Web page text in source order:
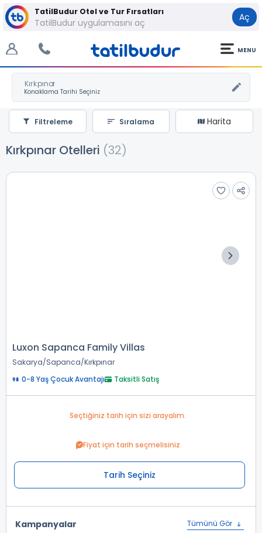
TatilBudur Otel ve Tur Fırsatları
TatilBudur uygulamasını aç Aç
MENU
Kırkpınar
Harita
Sıralama
Filtreleme
Kırkpınar Otelleri (32)
Luxon Sapanca Family Villas
Sakarya Sapanca Kırkpınar
0-8 Yaş Çocuk Avantajı
Taksitli Satış
Seçtiğiniz tarih için sizi arayalım.
Fiyat için tarih seçmelisiniz
Tarih Seçiniz
Kampanyalar Tümünü Gör